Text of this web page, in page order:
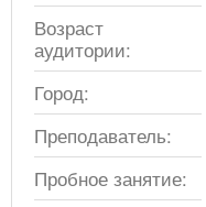
Возраст
аудитории:
Город:
Преподаватель:
Пробное занятие: